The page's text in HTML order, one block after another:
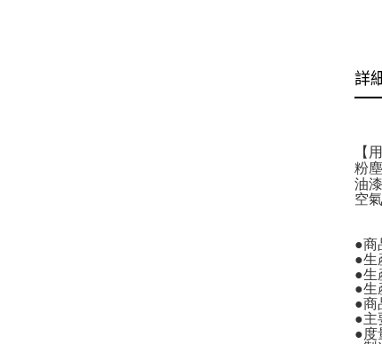
詳
【
粉
油
空
●商
●生
●生
●生
●商
●主
●度